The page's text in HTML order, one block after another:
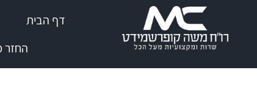
מֻפְעֶלֶת
דף הבית
החזר